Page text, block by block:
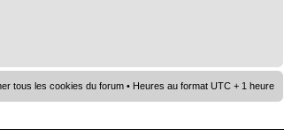
tous les cookies du forum • Heures au format UTC + 1 heure